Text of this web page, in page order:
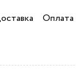
Оплата